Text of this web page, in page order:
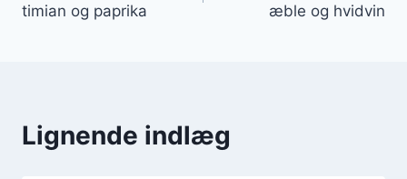
timian og paprika
æble og hvidvin
Lignende indlæg